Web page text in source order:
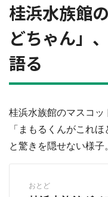
桂浜水族館
どちゃん」
語る
桂浜水族館のマスコ
「まもるくんがこれ
と驚きを隠せない様子。
おとど